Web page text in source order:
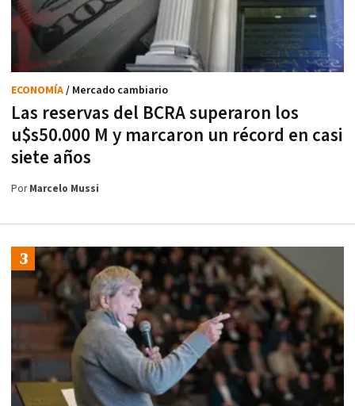
Las reservas del BCRA superaron los
u$s50.000 M y marcaron un récord en casi
siete años
ECONOMÍA/ Mercado cambiario
PorMarcelo Mussi